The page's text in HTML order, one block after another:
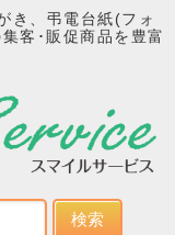
き、弔電台紙(フォ
客･販促商品を豊富
検索